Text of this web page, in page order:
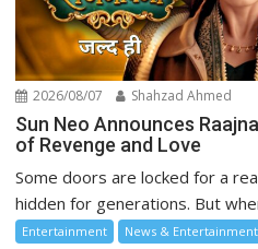
2026/08/07 Shahzad Ahmed
Sun Neo Announces
of Revenge and Love
Some doors are locked for a
hidden for generations. But
Entertainment News & Entertainment